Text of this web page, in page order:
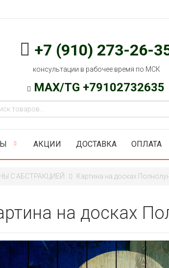
+7 (910) 273-26-
консультации в рабочее время по МСК
MAX/TG +79102732635
АКЦИИ ДОСТАВКА ОПЛАТА
С АБСТРАКЦИЕЙ Картина на досках
на досках